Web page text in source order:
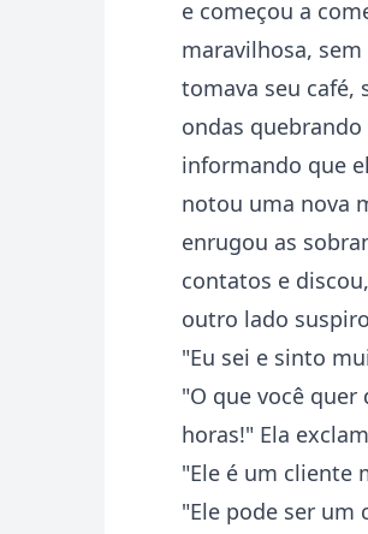
e começou a
maravilhosa,
tomava seu café,
ondas
informando que
notou uma nova
enrugou as
contatos e
outro lado
"Eu sei e sinto
"O que você
horas!" Ela
"Ele é um cliente
"Ele pode ser